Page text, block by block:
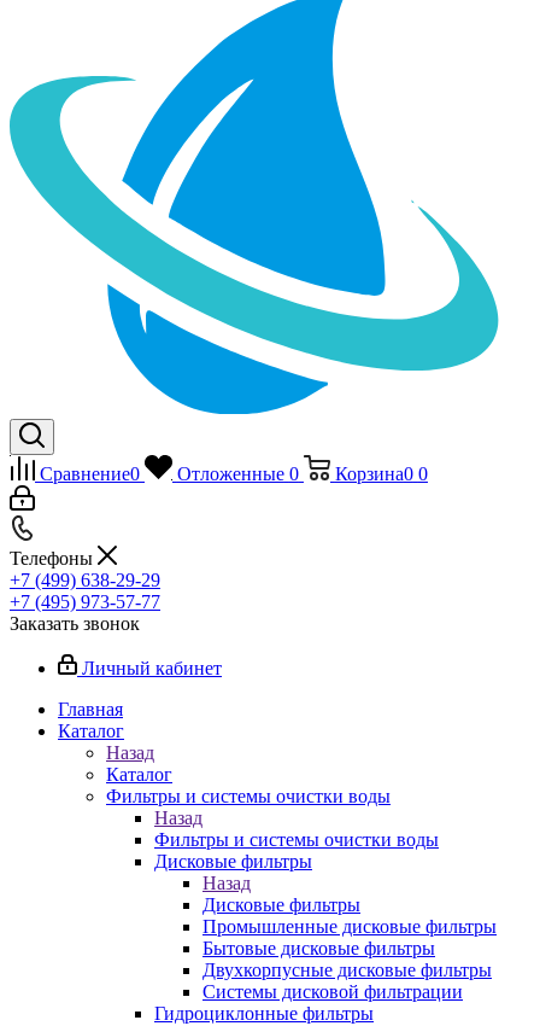
Сравнение0 Отложенные 0 Корзина0 0
Телефоны
+7 (499) 638-29-29
+7 (495) 973-57-77
Заказать звонок
Личный кабинет
Главная
Каталог
Назад
Каталог
Фильтры и системы очистки воды
Назад
Фильтры и системы очистки воды
Дисковые фильтры
Назад
Дисковые фильтры
Промышленные дисковые фильтры
Бытовые дисковые фильтры
Двухкорпусные дисковые фильтры
Системы дисковой фильтрации
Гидроциклонные фильтры